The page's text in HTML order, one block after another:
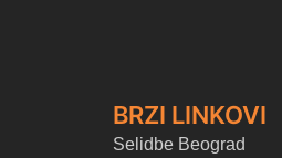
BRZI LINKOVI
Selidbe Beograd